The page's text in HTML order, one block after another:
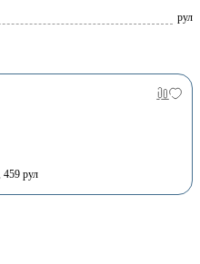
рул
459 рул